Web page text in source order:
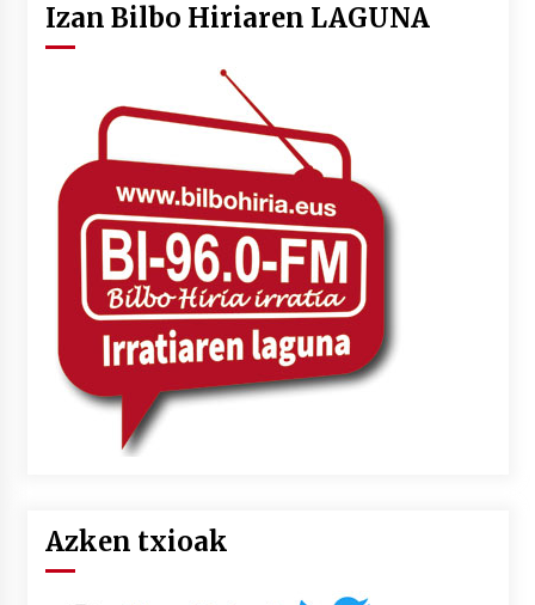
Izan Bilbo Hiriaren LAGUNA
Azken txioak